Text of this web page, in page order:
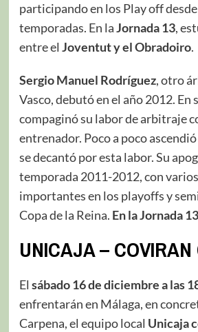
participando en los Play off desde
temporadas. En laJornada 13,
entre el Joventut y el Obradoiro.
Sergio Manuel Rodríguez, otro
Vasco, debutó en el año 2012. En
compaginó su labor de arbitraje
entrenador. Poco a poco
se decantó por esta labor. Su
temporada 2011-2012, con
importantes en los playoffs y
Copa de la Reina. En la Jornada
UNICAJA –
El sábado 16 de diciembre a las
enfrentarán en Málaga, en
Carpena, el equipo local Unicaja